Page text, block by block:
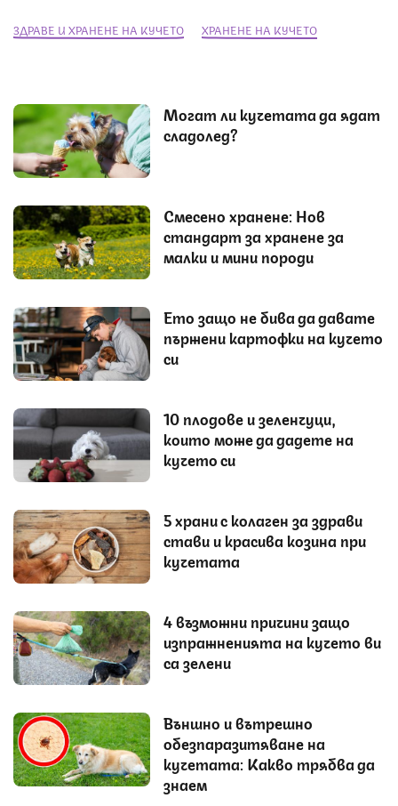
ЗДРАВЕ И ХРАНЕНЕ НА КУЧЕТО ХРАНЕНЕ НА КУЧЕТО
Могат ли кучетата да ядат
сладолед?
Смесено хранене: Нов
стандарт за хранене за
малки и мини породи
Ето защо не бива да давате
пържени картофки на кучето
си
10 плодове и зеленчуци,
които може да дадете на
кучето си
5 храни с колаген за здрави
стави и красива козина при
кучетата
4 възможни причини защо
изпражненията на кучето ви
са зелени
Външно и вътрешно
обезпаразитяване на
кучетата: Какво трябва да
знаем